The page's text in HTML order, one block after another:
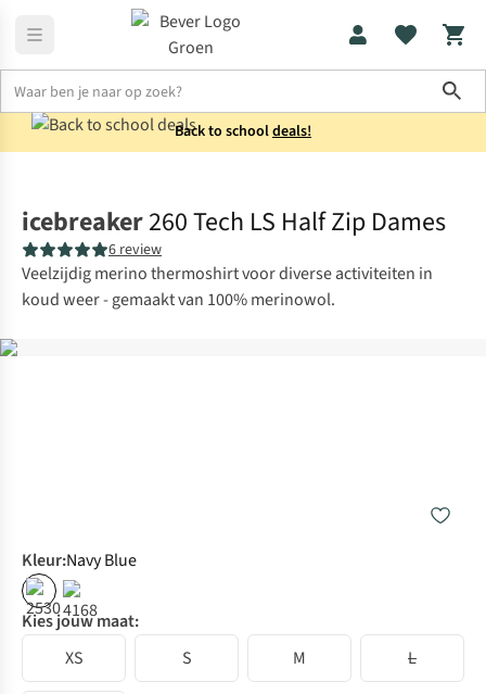
Back to schooldeals!
icebreaker260 Tech LS Half Zip Dames
6 review
Veelzijdig merino thermoshirt voor diverse activiteiten in
koud weer - gemaakt van 100% merinowol.
Kleur:Navy Blue
Kies jouw maat:
XS
S M L